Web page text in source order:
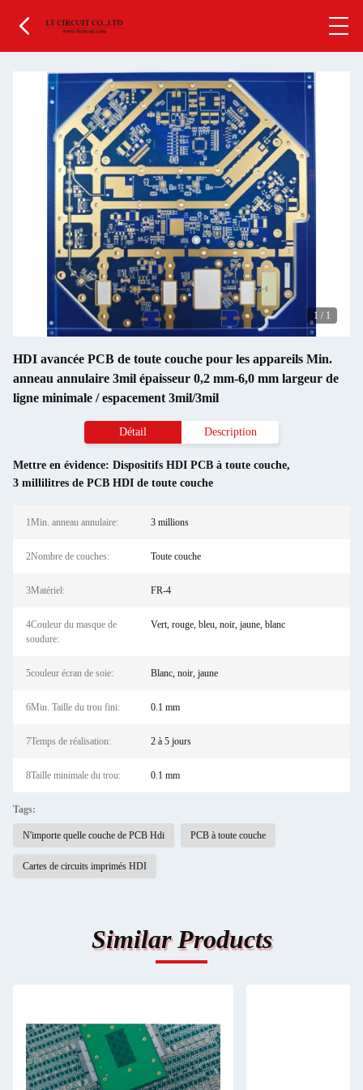
1 / 1
HDI avancée PCB de toute couche pour les appareils Min.
anneau annulaire 3mil épaisseur 0,2 mm-6,0 mm largeur de
ligne minimale / espacement 3mil/3mil
Détail Description
Mettre en évidence: Dispositifs HDI PCB à toute couche,
3 millilitres de PCB HDI de toute couche
1Min. anneau annulaire: 3 millions
2Nombre de couches: Toute couche
3Matériel: FR-4
4Couleur du masque de
soudure:
Vert, rouge, bleu, noir, jaune, blanc
5couleur écran de soie: Blanc, noir, jaune
6Min. Taille du trou fini: 0.1 mm
7Temps de réalisation: 2 à 5 jours
8Taille minimale du trou: 0.1 mm
Tags:
N'importe quelle couche de PCB Hdi PCB à toute couche
Cartes de circuits imprimés HDI
Similar Products